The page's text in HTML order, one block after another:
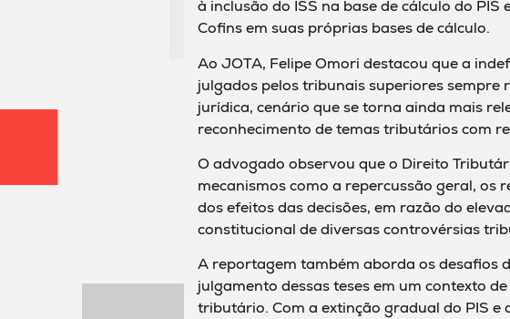
à inclusão do ISS na base de cálculo do PIS
Cofins em suas próprias bases de cálculo.
Ao JOTA, Felipe Omori destacou que a
julgados pelos tribunais superiores
jurídica, cenário que se torna ainda mais
reconhecimento de temas tributários com
O advogado observou que o Direito
mecanismos como a repercussão geral, os
dos efeitos das decisões, em razão do
constitucional de diversas controvérsias
A reportagem também aborda os desafios
julgamento dessas teses em um contexto
tributário. Com a extinção gradual do PIS e